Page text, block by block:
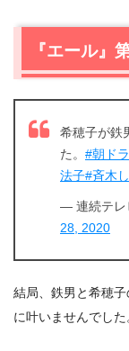
『エール』
希穂子が鉄
た。 #朝ド
法子#斉木
— 連続テレ
28, 2020
結局、鉄男と希穂
に叶いませんでした